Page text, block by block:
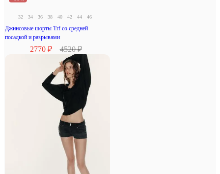
32 34 36 38 40 42 44 46
Джинсовые шорты Trf со средней
посадкой и разрывами
2770 ₽ 4520 ₽